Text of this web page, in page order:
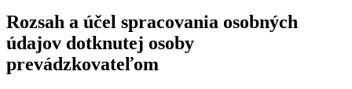
Rozsah a účel spracovania osobných
údajov dotknutej osoby
prevádzkovateľom